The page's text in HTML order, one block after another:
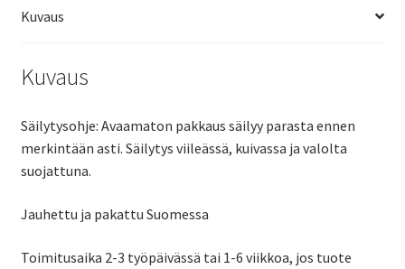
Kuvaus
Kuvaus
Säilytysohje: Avaamaton pakkaus säilyy parasta ennen
merkintään asti. Säilytys viileässä, kuivassa ja valolta
suojattuna.
Jauhettu ja pakattu Suomessa
Toimitusaika 2-3 työpäivässä tai 1-6 viikkoa, jos tuote